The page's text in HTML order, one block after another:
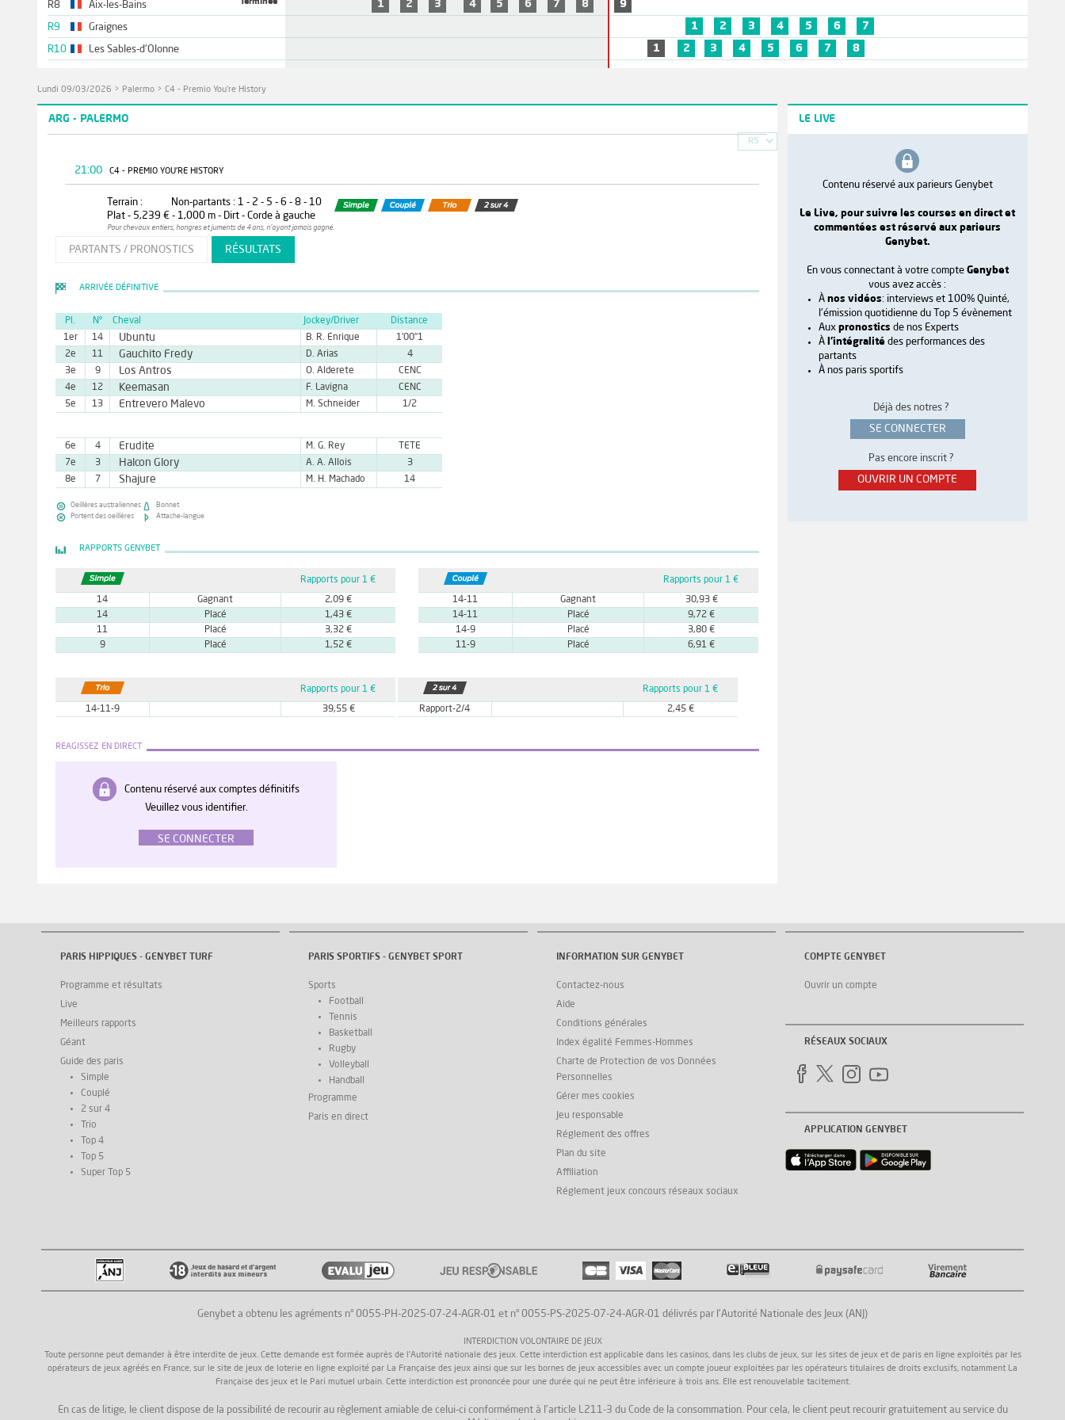
R8 Aix-les-Bains Terminée
R9 Graignes
R10 Les Sables-d'Olonne
1
2 3 4 5 6 7 8
9
1
2 3 4 5 6
7
1
2 3 4 5 6 7 8
Lundi 09/03/2026 > Palermo > C4 - Premio You're History
ARG - PALERMO
R5
21:00 C4 - PREMIO YOU'RE HISTORY
Terrain :
Non-partants : 1 - 2 - 5 - 6 - 8 - 10
Plat - 5,239 € - 1,000 m - Dirt - Corde à gauche
Pour chevaux entiers, hongres et juments de 4 ans, n'ayant jamais gagné.
PARTANTS / PRONOSTICS RÉSULTATS
ARRIVÉE DÉFINITIVE
Pl. N° Cheval Jockey/Driver
Distance
1er
14 Ubuntu B. R. Enrique
1'00''1
2e
11 Gauchito Fredy D. Arias
4
3e
9 Los Antros O. Alderete
CENC
4e
12 Keemasan F. Lavigna
CENC
5e
13 Entrevero Malevo M. Schneider 1/2
6e 4 Erudite M. G. Rey
TETE
7e
3 Halcon Glory A. A. Allois
3
8e
7 Shajure M. H. Machado 14
 Oeillères australiennes
 Portent des oeillères
 Bonnet
 Attache-langue
RAPPORTS GENYBET
Rapports pour 1 €
14 Gagnant
2,09 €
14
Placé
1,43 €
11
Placé
3,32 €
9
Placé 1,52 €
Rapports pour 1 €
14-11 Gagnant
30,93 €
14-11
Placé
9,72 €
14-9
Placé
3,80 €
11-9
Placé 6,91 €
Rapports pour 1 €
14-11-9 39,55 €
Rapports pour 1 €
Rapport-2/4 2,45 €
REAGISSEZ EN DIRECT
Contenu réservé aux comptes définitifs
Veuillez vous identifier.
SE CONNECTER
LE LIVE
Contenu réservé aux parieurs Genybet
Le Live, pour suivre les courses en direct et
commentées est réservé aux parieurs
Genybet.
En vous connectant à votre compte Genybet
vous avez accès :
À nos vidéos: interviews et 100% Quinté,
l'émission quotidienne du Top 5 évènement
Aux pronostics de nos Experts
À l'intégralité des performances des
partants
À nos paris sportifs
Déjà des notres ?
SE CONNECTER
Pas encore inscrit ?
OUVRIR UN COMPTE
PARIS HIPPIQUES - GENYBET TURF
Programme et résultats
Live
Meilleurs rapports
Géant
Guide des paris
Simple
Couplé
2 sur 4
Trio
Top 4
Top 5
Super Top 5
PARIS SPORTIFS - GENYBET SPORT
Sports
Football
Tennis
Basketball
Rugby
Volleyball
Handball
Programme
Paris en direct
INFORMATION SUR GENYBET
Contactez-nous
Aide
Conditions générales
Index égalité Femmes-Hommes
Charte de Protection de vos Données
Personnelles
Gérer mes cookies
Jeu responsable
Réglement des offres
Plan du site
Affiliation
Réglement jeux concours réseaux sociaux
COMPTE GENYBET
Ouvrir un compte
RÉSEAUX SOCIAUX
APPLICATION GENYBET
Genybet a obtenu les agréments n° 0055-PH-2025-07-24-AGR-01 et n° 0055-PS-2025-07-24-AGR-01 délivrés par l'Autorité Nationale des Jeux (ANJ)
INTERDICTION VOLONTAIRE DE JEUX
Toute personne peut demander à être interdite de jeux. Cette demande est formée auprès de l'Autorité nationale des jeux. Cette interdiction est applicable dans les casinos, dans les clubs de jeux, sur les sites de jeux et de paris en ligne exploités par les
opérateurs de jeux agréés en France, sur le site de jeux de loterie en ligne exploité par La Française des jeux ainsi que sur les bornes de jeux accessibles avec un compte joueur exploitées par les opérateurs titulaires de droits exclusifs, notamment La
Française des jeux et le Pari mutuel urbain. Cette interdiction est prononcée pour une durée qui ne peut être inférieure à trois ans. Elle est renouvelable tacitement.
En cas de litige, le client dispose de la possibilité de recourir au règlement amiable de celui-ci conformément à l'article L211-3 du Code de la consommation. Pour cela, le client peut recourir gratuitement au service du